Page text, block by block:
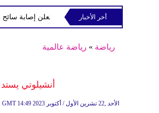
الصحة الفرنسية تعلن إصابة سائح بفيروس
أخر الأخبار
رياضة » رياضة عالمية
أنشيلوتي
GMT 14:49 2023 الأحد ,22 تشرين الأول / أكتوبر